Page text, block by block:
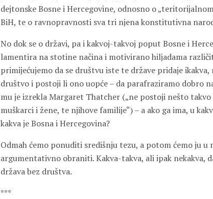
dejtonske Bosne i Hercegovine, odnosno o
BiH, te o ravnopravnosti sva tri njena konstitutivna
No dok se o državi, pa i kakvoj-takvoj poput Bosne i
lamentira na stotine načina i motivirano hiljadama
primijećujemo da se društvu iste te države pridaje
društvo i postoji li ono uopće – da parafraziramo dobro
mu je izrekla Margaret Thatcher („ne postoji nešto
muškarci i žene, te njihove familije“) – a ako ga ima, u
kakva je Bosna i Hercegovina?
Odmah ćemo ponuditi središnju tezu, a potom ćemo ju u
argumentativno obraniti. Kakva-takva, ali ipak nekakva,
država bez društva.
***